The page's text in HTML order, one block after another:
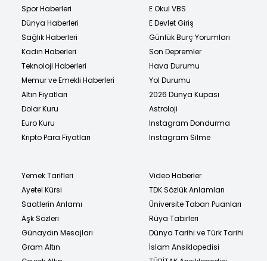
Spor Haberleri
Dünya Haberleri
Sağlık Haberleri
Kadın Haberleri
Teknoloji Haberleri
Memur ve Emekli Haberleri
Altın Fiyatları
Dolar Kuru
Euro Kuru
Kripto Para Fiyatları
E Okul VBS
E Devlet Giriş
Günlük Burç Yorumları
Son Depremler
Hava Durumu
Yol Durumu
2026 Dünya Kupası
Astroloji
Instagram Dondurma
Instagram Silme
Yemek Tarifleri
Ayetel Kürsi
Saatlerin Anlamı
Aşk Sözleri
Günaydın Mesajları
Gram Altın
Video Haberler
TDK Sözlük Anlamları
Üniversite Taban Puanları
Rüya Tabirleri
Dünya Tarihi ve Türk Tarihi
İslam Ansiklopedisi